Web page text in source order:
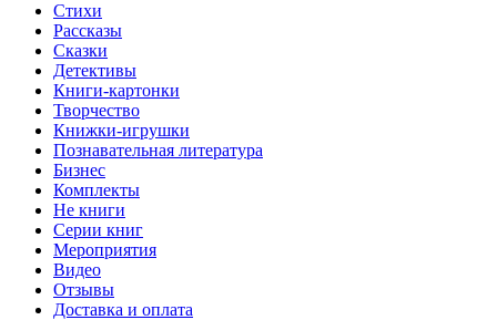
Стихи
Рассказы
Сказки
Детективы
Книги-картонки
Творчество
Книжки-игрушки
Познавательная литература
Бизнес
Комплекты
Не книги
Серии книг
Мероприятия
Видео
Отзывы
Доставка и оплата